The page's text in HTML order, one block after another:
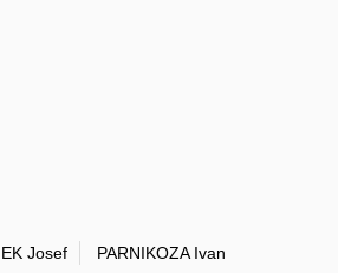
Josef
PARNIKOZA Ivan